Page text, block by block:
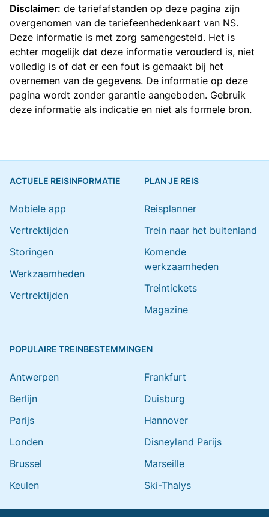
Disclaimer: de tariefafstanden op deze pagina zijn
overgenomen van de tariefeenhedenkaart van NS.
Deze informatie is met zorg samengesteld. Het is
echter mogelijk dat deze informatie verouderd is, niet
volledig is of dat er een fout is gemaakt bij het
overnemen van de gegevens. De informatie op deze
pagina wordt zonder garantie aangeboden. Gebruik
deze informatie als indicatie en niet als formele bron.
ACTUELE REISINFORMATIE
Mobiele app
Vertrektijden
Storingen
Werkzaamheden
Vertrektijden
PLAN JE REIS
Reisplanner
Trein naar het buitenland
Komende
werkzaamheden
Treintickets
Magazine
POPULAIRE TREINBESTEMMINGEN
Antwerpen
Berlijn
Parijs
Londen
Brussel
Keulen
Frankfurt
Duisburg
Hannover
Disneyland Parijs
Marseille
Ski-Thalys